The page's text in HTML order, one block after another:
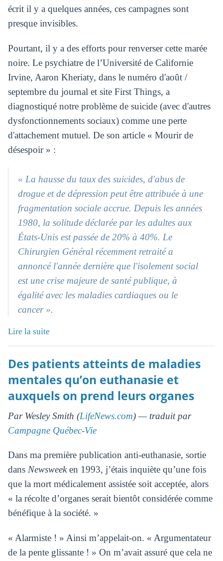
écrit il y a quelques années, ces campagnes sont
presque invisibles.
Pourtant, il y a des efforts pour renverser cette marée
noire. Le psychiatre de l’Université de Californie
Irvine, Aaron Kheriaty, dans le numéro d'août /
septembre du journal et site First Things, a
diagnostiqué notre problème de suicide (avec d'autres
dysfonctionnements sociaux) comme une perte
d'attachement mutuel. De son article « Mourir de
désespoir » :
« La hausse du taux des suicides, d'abus de
drogue et de dépression peut être attribuée à une
fragmentation sociale accrue. Depuis les années
1980, la solitude déclarée par les adultes aux
États-Unis est passée de 20% à 40%. Le
Chirurgien Général récemment retraité a
annoncé l'année dernière que l'isolement social
est une crise majeure de santé publique, à
égalité avec les maladies cardiaques ou le
cancer ».
Lire la suite
Des patients atteints de maladies
mentales qu’on euthanasie et
auxquels on prend leurs organes
Par Wesley Smith (LifeNews.com) — traduit par
Campagne Québec-Vie
Dans ma première publication anti-euthanasie, sortie
dans Newsweeken 1993, j’étais inquiète qu’une fois
que la mort médicalement assistée soit acceptée, alors
« la récolte d’organes serait bientôt considérée comme
bénéfique à la société. »
« Alarmiste ! » Ainsi m’appelait-on. « Argumentateur
de la pente glissante ! » On m’avait assuré que cela ne